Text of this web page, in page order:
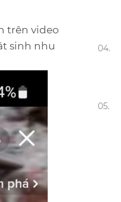
trên video
sinh nhu
04.
05.